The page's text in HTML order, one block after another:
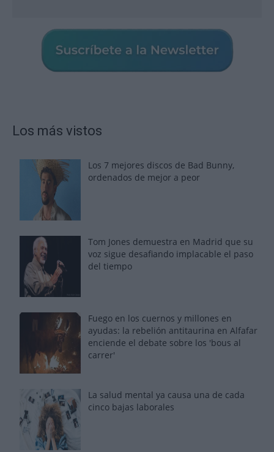
Los más vistos
Los 7 mejores discos de Bad Bunny,
ordenados de mejor a peor
Tom Jones demuestra en Madrid que su
voz sigue desafiando implacable el paso
del tiempo
Fuego en los cuernos y millones en
ayudas: la rebelión antitaurina en Alfafar
enciende el debate sobre los 'bous al
carrer'
La salud mental ya causa una de cada
cinco bajas laborales